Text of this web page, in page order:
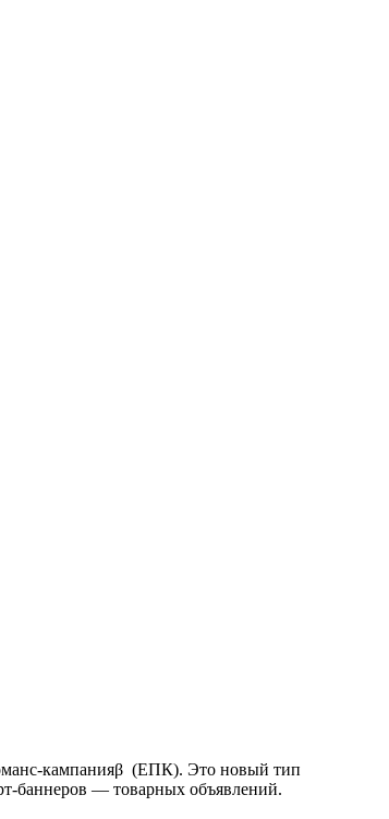
кампанияβ (ЕПК). Это новый тип
баннеров — товарных объявлений.